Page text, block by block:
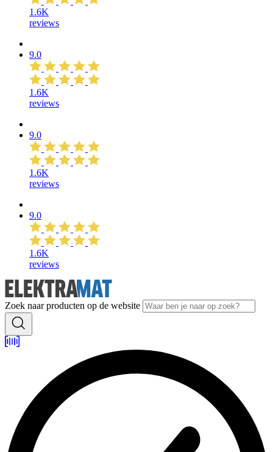
1.6K
reviews
9.0
1.6K
reviews
9.0
1.6K
reviews
9.0
1.6K
reviews
Zoek naar producten op de website